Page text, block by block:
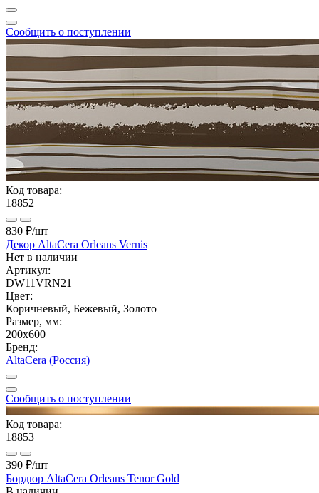
Сообщить о поступлении
Код товара:
18852
830 ₽/шт
Декор AltaCera Orleans Vernis
Нет в наличии
Артикул:
DW11VRN21
Цвет:
Коричневый, Бежевый, Золото
Размер, мм:
200x600
Бренд:
AltaCera (Россия)
Сообщить о поступлении
Код товара:
18853
390 ₽/шт
Бордюр AltaCera Orleans Tenor Gold